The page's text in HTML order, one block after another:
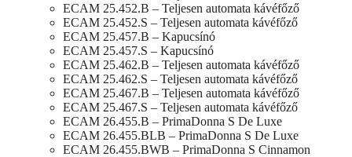
ECAM 25.452.B – Teljesen automata kávéfőző
ECAM 25.452.S – Teljesen automata kávéfőző
ECAM 25.457.B – Kapucsínó
ECAM 25.457.S – Kapucsínó
ECAM 25.462.B – Teljesen automata kávéfőző
ECAM 25.462.S – Teljesen automata kávéfőző
ECAM 25.467.B – Teljesen automata kávéfőző
ECAM 25.467.S – Teljesen automata kávéfőző
ECAM 26.455.B – PrimaDonna S De Luxe
ECAM 26.455.BLB – PrimaDonna S De Luxe
ECAM 26.455.BWB – PrimaDonna S Cinnamon